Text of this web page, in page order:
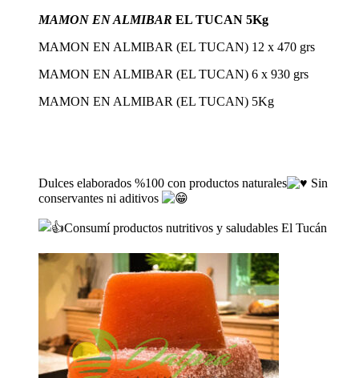
MAMON EN ALMIBAR EL TUCAN 5Kg
MAMON EN ALMIBAR (EL TUCAN) 12 x 470 grs
MAMON EN ALMIBAR (EL TUCAN) 6 x 930 grs
MAMON EN ALMIBAR (EL TUCAN) 5Kg
Dulces elaborados %100 con productos naturales
Sin
conservantes ni aditivos
Consumí productos nutritivos y saludables El Tucán